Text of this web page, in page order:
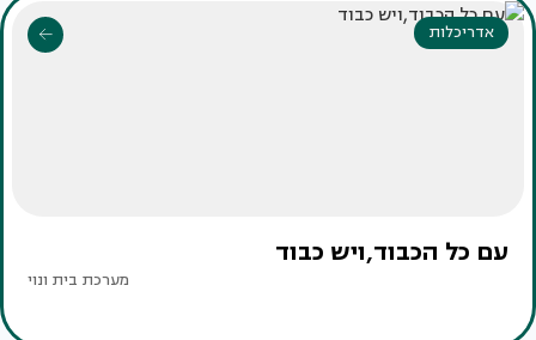
אדריכלות
עם כל הכבוד,ויש כבוד
מערכת בית ונוי